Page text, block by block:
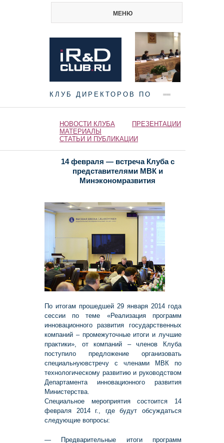
МЕНЮ
КЛУБ ДИРЕКТОРОВ ПО
НАУКЕ И ИННОВАЦИЯМ
НОВОСТИ КЛУБА
ПРЕЗЕНТАЦИИ
МАТЕРИАЛЫ
СТАТЬИ И ПУБЛИКАЦИИ
14 февраля — встреча Клуба с
представителями МВК и
Минэкономразвития
По итогам прошедшей 29 января 2014 года
сессии по теме «Реализация программ
инновационного развития государственных
компаний – промежуточные итоги и лучшие
практики», от компаний – членов Клуба
поступило предложение организовать
специальнуювстречу с членами МВК по
технологическому развитию и руководством
Департамента инновационного развития
Министерства.
Специальное мероприятия состоится 14
февраля 2014 г., где будут обсуждаться
следующие вопросы:
— Предварительные итоги программ